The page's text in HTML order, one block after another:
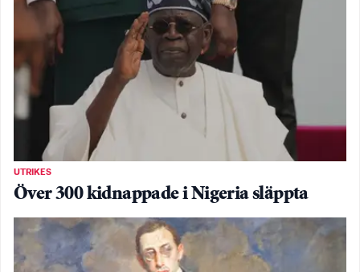
UTRIKES
Över 300 kidnappade i Nigeria släppta